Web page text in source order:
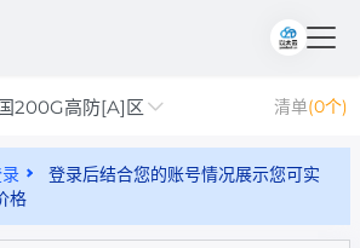
200G高防[A]区 清单(0个)
登录后结合您的账号情况展示您可实
格